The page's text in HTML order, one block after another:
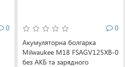
0
0
Акумуляторна болгарка
Milwaukee M18 FSAGV125XB-0
без АКБ та зарядного